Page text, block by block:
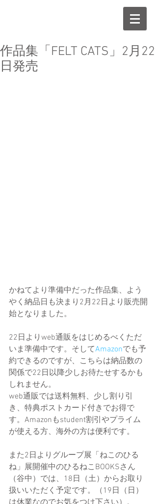
作品集「FELT CATS」2月22
日発売
かねてより準備中だった作品集、よう
やく納品日も決まり2月22日より販売開
始となりました。
22日よりweb通販をはじめるべくただ
いま準備中です。そしてAmazonでも予
約できるのですが、こちらは納品数の
関係で22日以降少しお待たせするかも
しれません。
web通販では送料無料、少し割り引
き、特典ポストカード付きでお得で
す。Amazonもstudent割引やプライム
が使える方、海外の方は便利です。
また2日よりグループ展「ねこのひる
ね」展開催中のひるねこBOOKSさん
（谷中）では、18日（土）からお取り
扱いいただく予定です。（19日（日）